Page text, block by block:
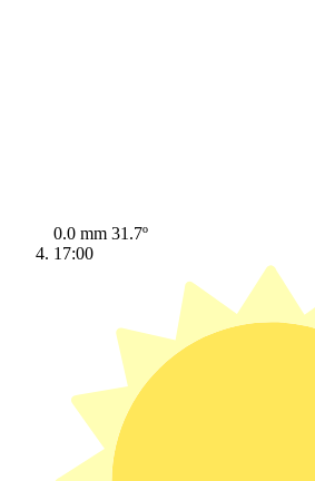
0.0 mm 31.7º
17:00